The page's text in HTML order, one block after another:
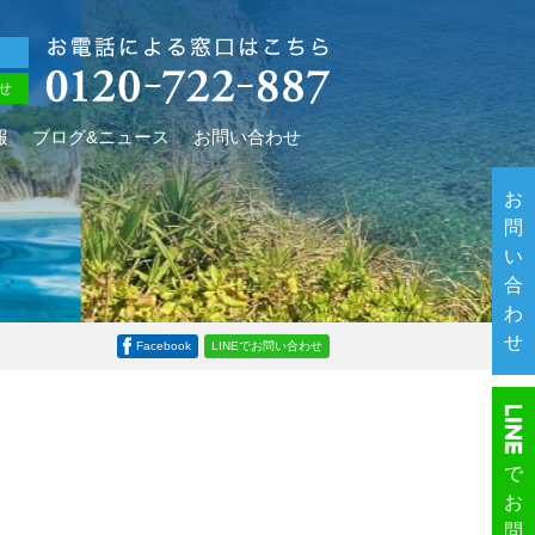
ブログ&ニュース お問い合わせ
Facebook LINEでお問い合わせ
お
問
い
合
わ
せ
で
お
問